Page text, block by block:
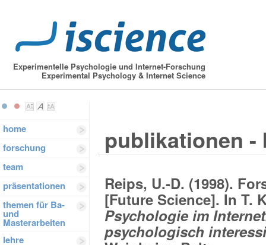
Experimentelle Psychologie und Internet-Forschung
Experimental Psychology & Internet Science
home
forschung
team
präsentationen
themen für Ba-
und
Masterarbeiten
lehre
publikationen -
Reips, U.-D. (1998).
[Future Science]. In T.
Psychologie im
psychologisch